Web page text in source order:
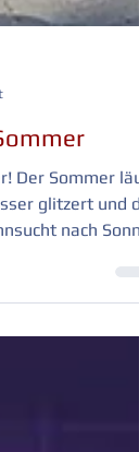
nach
hast, ist jetzt
eine Auszeit.